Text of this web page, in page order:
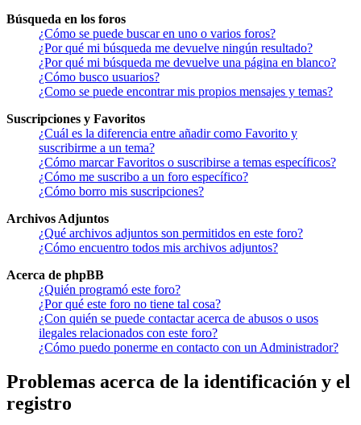
Búsqueda en los foros
¿Cómo se puede buscar en uno o varios foros?
¿Por qué mi búsqueda me devuelve ningún resultado?
¿Por qué mi búsqueda me devuelve una página en blanco?
¿Cómo busco usuarios?
¿Como se puede encontrar mis propios mensajes y temas?
Suscripciones y Favoritos
¿Cuál es la diferencia entre añadir como Favorito y
suscribirme a un tema?
¿Cómo marcar Favoritos o suscribirse a temas específicos?
¿Cómo me suscribo a un foro específico?
¿Cómo borro mis suscripciones?
Archivos Adjuntos
¿Qué archivos adjuntos son permitidos en este foro?
¿Cómo encuentro todos mis archivos adjuntos?
Acerca de phpBB
¿Quién programó este foro?
¿Por qué este foro no tiene tal cosa?
¿Con quién se puede contactar acerca de abusos o usos
ilegales relacionados con este foro?
¿Cómo puedo ponerme en contacto con un Administrador?
Problemas acerca de la identificación y el
registro